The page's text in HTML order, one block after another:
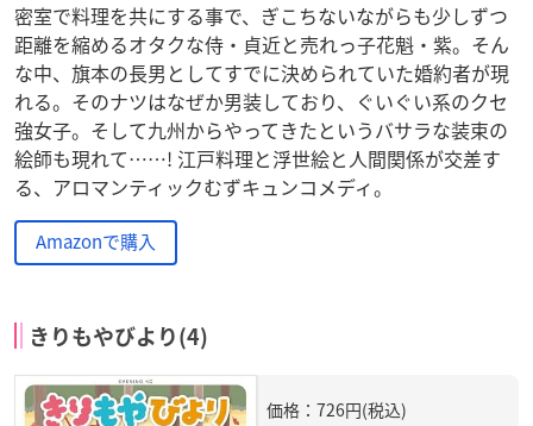
密室で料理を共にする事で、ぎこちないながらも少しずつ
距離を縮めるオタクな侍・貞近と売れっ子花魁・紫。そん
な中、旗本の長男としてすでに決められていた婚約者が現
れる。そのナツはなぜか男装しており、ぐいぐい系のクセ
強女子。そして九州からやってきたというバサラな装束の
絵師も現れて……! 江戸料理と浮世絵と人間関係が交差す
る、アロマンティックむずキュンコメディ。
Amazonで購入
きりもやびより(4)
価格：726円(税込)